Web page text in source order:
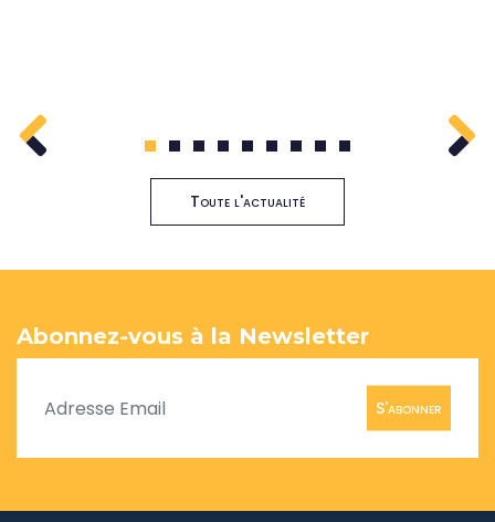
1 2 3 4 5 6 7 8 9
Toute l'actualité
Abonnez-vous à la Newsletter
S'abonner